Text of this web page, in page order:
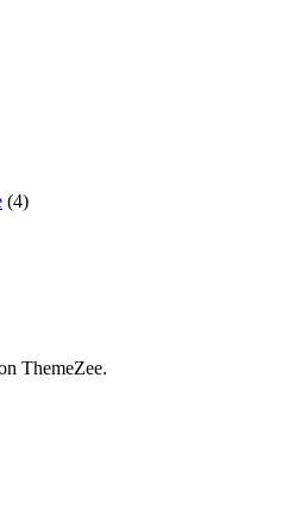
(4)
ThemeZee.